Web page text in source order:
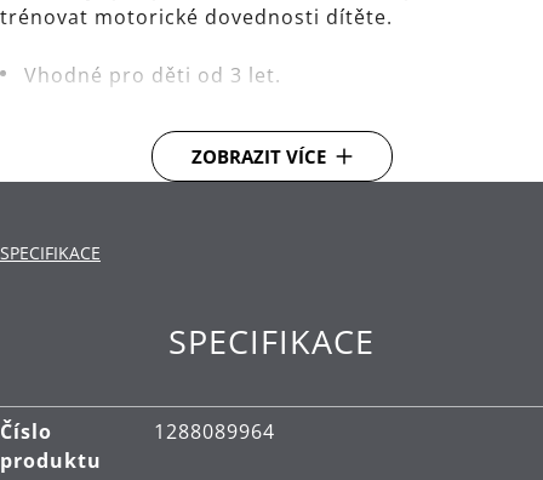
trénovat motorické dovednosti dítěte.
Vhodné pro děti od 3 let.
Cromargan®.
ZOBRAZIT VÍCE
SPECIFIKACE
SPECIFIKACE
Číslo
produktu
1288089964